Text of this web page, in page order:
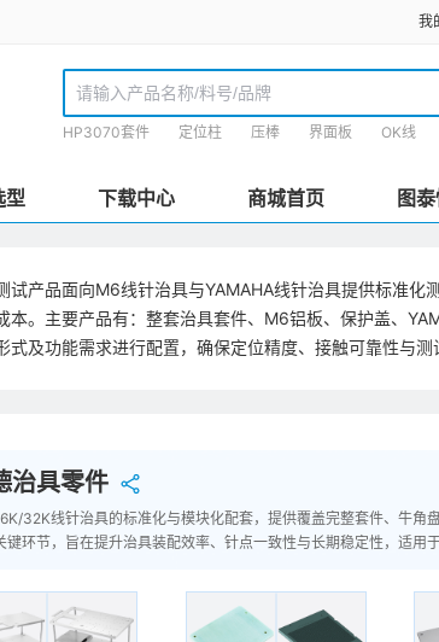
我
HP3070套件 定位柱 压棒 界面板 OK线
型 下载中心 商城首页 图
试产品面向M6线针治具与YAMAHA线针治具提供标准化
本。主要产品有：整套治具套件、M6铝板、保护盖、
式及功能需求进行配置，确保定位精度、接触可靠性与测
治具零件
32K线针治具的标准化与模块化配套，提供覆盖完整套件、牛
键环节，旨在提升治具装配效率、针点一致性与长期稳定性，适用